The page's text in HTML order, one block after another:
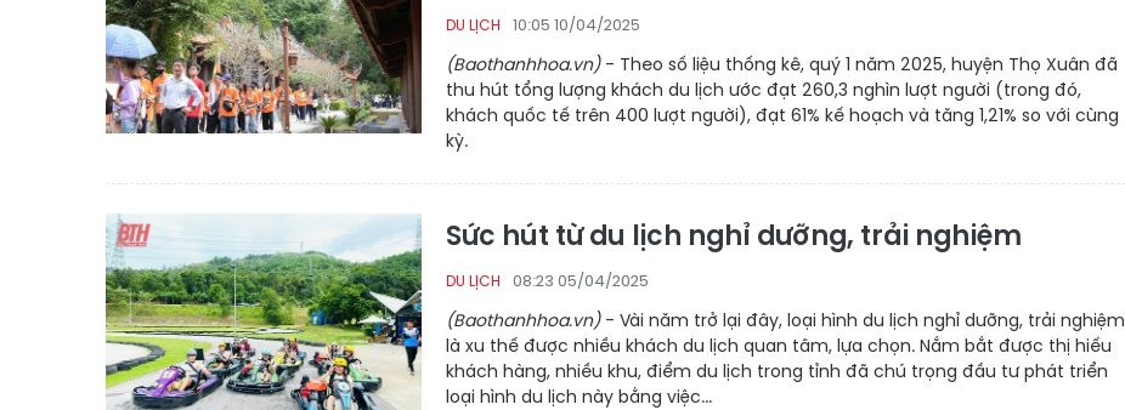
DU LỊCH 10:05 10/04/2025
(Baothanhhoa.vn)- Theo số liệu thống kê, quý 1 năm 2025, huyện Thọ Xuân đã
thu hút tổng lượng khách du lịch ước đạt 260,3 nghìn lượt người (trong đó,
khách quốc tế trên 400 lượt người), đạt 61% kế hoạch và tăng 1,21% so với cùng
kỳ.
Sức hút từ du lịch nghỉ dưỡng, trải nghiệm
DU LỊCH 08:23 05/04/2025
(Baothanhhoa.vn)- Vài năm trở lại đây, loại hình du lịch nghỉ dưỡng, trải nghiệm
là xu thế được nhiều khách du lịch quan tâm, lựa chọn. Nắm bắt được thị hiếu
khách hàng, nhiều khu, điểm du lịch trong tỉnh đã chú trọng đầu tư phát triển
loại hình du lịch này bằng việc...